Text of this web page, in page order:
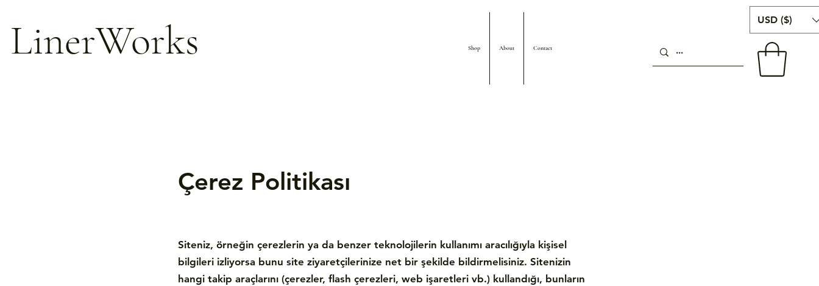
LinerWorks Shop About Contact
USD ($)
Çerez Politikası
Siteniz, örneğin çerezlerin ya da benzer teknolojilerin kullanımı aracılığıyla kişisel
bilgileri izliyorsa bunu site ziyaretçilerinize net bir şekilde bildirmelisiniz. Sitenizin
hangi takip araçlarını (çerezler, flash çerezleri, web işaretleri vb.) kullandığı, bunların